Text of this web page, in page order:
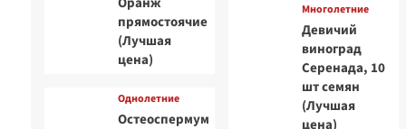
прямостоячие
(Лучшая
цена)
Однолетние
Остеоспермум
Многолетние
Девичий
виноград
Серенада, 10
шт семян
(Лучшая
цена)